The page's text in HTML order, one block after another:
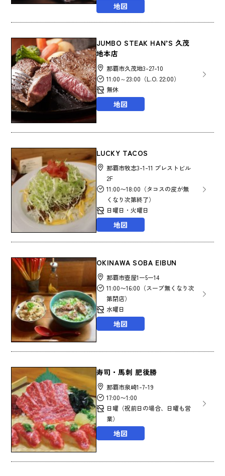
地図
JUMBO STEAK HAN’S 久茂
地本店
那覇市久茂地3-27-10
11:00～23:00（L.O. 22:00）
無休
地図
LUCKY TACOS
那覇市牧志3-1-11 プレストビル
2F
11:00〜18:00（タコスの皮が無
くなり次第終了）
日曜日・火曜日
地図
OKINAWA SOBA EIBUN
那覇市壺屋1ー5ー14
11:00〜16:00（スープ無くなり次
第閉店）
水曜日
地図
寿司・馬刺 肥後勝
那覇市泉崎1-7-19
17:00〜1:00
日曜（祝前日の場合、日曜も営
業）
地図